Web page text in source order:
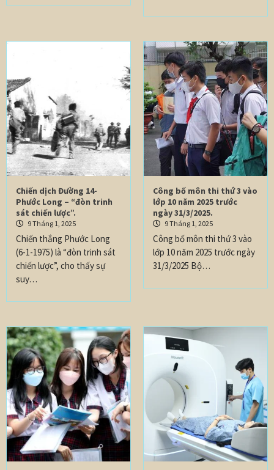
Chiến dịch Đường 14-
Phước Long – “đòn trinh
sát chiến lược”.
9 Tháng 1, 2025
Chiến thắng Phước Long
(6-1-1975) là “đòn trinh sát
chiến lược”, cho thấy sự
suy…
Công bố môn thi thứ 3 vào
lớp 10 năm 2025 trước
ngày 31/3/2025.
9 Tháng 1, 2025
Công bố môn thi thứ 3 vào
lớp 10 năm 2025 trước ngày
31/3/2025 Bộ…